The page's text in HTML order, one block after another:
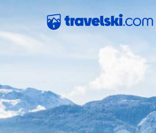
contenu